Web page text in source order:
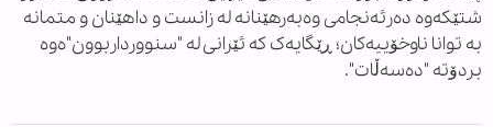
شتێکەوە دەرئەنجامی وەبەرهێنانە لە زانست و داهێنان و متمانە
بە توانا ناوخۆییەکان؛ ڕێگایەک کە ئێرانی لە "سنوورداربوون"ەوە
بردۆتە "دەسەڵات".